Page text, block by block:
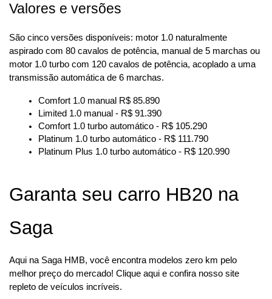
Valores e versões
São cinco versões disponíveis: motor 1.0 naturalmente
aspirado com 80 cavalos de potência, manual de 5 marchas ou
motor 1.0 turbo com 120 cavalos de potência, acoplado a uma
transmissão automática de 6 marchas.
Comfort 1.0 manual R$ 85.890
Limited 1.0 manual - R$ 91.390
Comfort 1.0 turbo automático - R$ 105.290
Platinum 1.0 turbo automático - R$ 111.790
Platinum Plus 1.0 turbo automático - R$ 120.990
Garanta seu carro HB20 na
Saga
Aqui na Saga HMB, você encontra modelos zero km pelo
melhor preço do mercado! Clique aqui e confira nosso site
repleto de veículos incríveis.